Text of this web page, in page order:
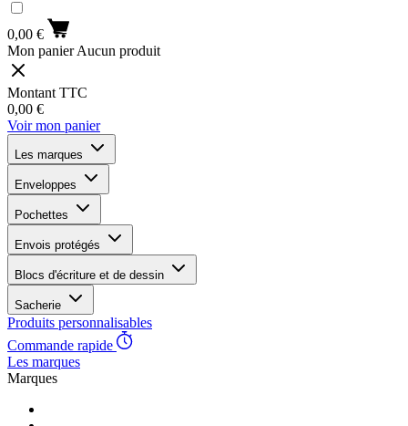
0,00 €
Mon panier Aucun produit
Montant TTC
0,00 €
Voir mon panier
Les marques
Enveloppes
Pochettes
Envois protégés
Blocs d'écriture et de dessin
Sacherie
Produits personnalisables
Commande rapide
Les marques
Marques